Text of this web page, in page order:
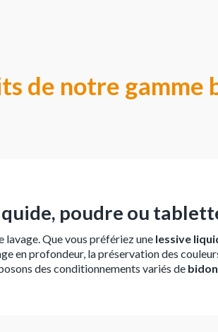
de notre gamme
poudre ou
lavage. Que vous préfériez une lessive
en profondeur, la préservation des
des conditionnements variés de